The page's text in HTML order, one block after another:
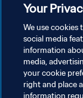
Your
We use cookies
social media
information
media,
your cookie
right and place
information